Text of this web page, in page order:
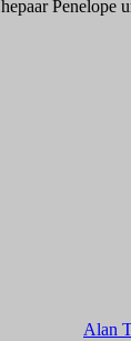
Penelope
Alan